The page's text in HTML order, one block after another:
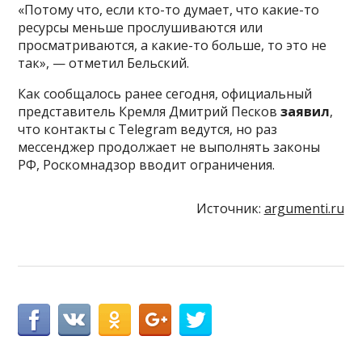
«Потому что, если кто-то думает, что какие-то
ресурсы меньше прослушиваются или
просматриваются, а какие-то больше, то это не
так», — отметил Бельский.
Как сообщалось ранее сегодня, официальный
представитель Кремля Дмитрий Песковзаявил,
что контакты с Telegram ведутся, но раз
мессенджер продолжает не выполнять законы
РФ, Роскомнадзор вводит ограничения.
Источник: argumenti.ru